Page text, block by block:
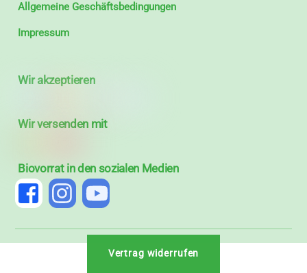
Allgemeine Geschäftsbedingungen
Impressum
Wir akzeptieren
Wir versenden mit
Biovorrat in den sozialen Medien
Vertrag widerrufen